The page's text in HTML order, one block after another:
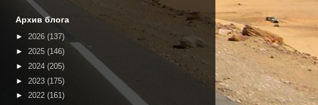
Архив блога
► 2026 (137)
► 2025 (146)
► 2024 (205)
► 2023 (175)
► 2022 (161)